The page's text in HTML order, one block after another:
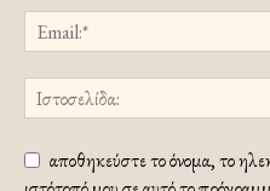
αποθηκεύστε το όνομα, το